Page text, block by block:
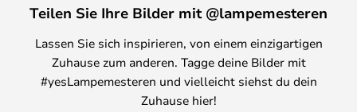
Teilen Sie Ihre Bilder mit @lampemesteren
Lassen Sie sich inspirieren, von einem einzigartigen
Zuhause zum anderen. Tagge deine Bilder mit
#yesLampemesteren und vielleicht siehst du dein
Zuhause hier!